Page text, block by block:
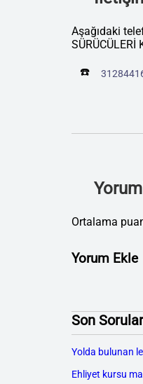
Aşağıdaki
☎️
Ortalama
Yorum Ekle
Son Sorular
Yolda bulunan
Ehliyet kursu